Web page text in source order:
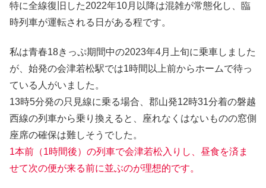
特に全線復旧した2022年10月以降は混雑が常態化し、臨
時列車が運転される日がある程です。
私は青春18きっぷ期間中の2023年4月上旬に乗車しました
が、始発の会津若松駅では1時間以上前からホームで待っ
ている人がいました。
13時5分発の只見線に乗る場合、郡山発12時31分着の磐越
西線の列車から乗り換えると、座れなくはないものの窓側
座席の確保は難しそうでした。
1本前（1時間後）の列車で会津若松入りし、昼食を済ま
せて次の便が来る前に並ぶのが理想的です。